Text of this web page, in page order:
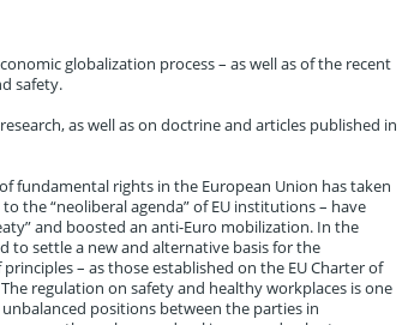
globalization process – as well as of the recent
safety.
as well as on doctrine and articles published in
fundamental rights in the European Union has taken
the “neoliberal agenda” of EU institutions – have
and boosted an anti-Euro mobilization. In the
to settle a new and alternative basis for the
– as those established on the EU Charter of
regulation on safety and healthy workplaces is one
positions between the parties in